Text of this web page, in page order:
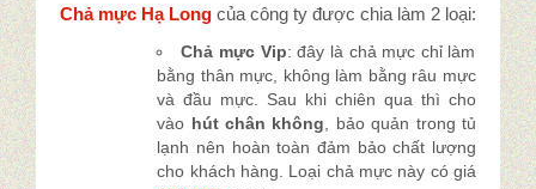
Chả mực Hạ Long của công ty được chia làm 2 loại:
Chả mực Vip: đây là chả mực chỉ làm
bằng thân mực, không làm bằng râu mực
và đầu mực. Sau khi chiên qua thì cho
vào hút chân không, bảo quản trong tủ
lạnh nên hoàn toàn đảm bảo chất lượng
cho khách hàng. Loại chả mực này có giá